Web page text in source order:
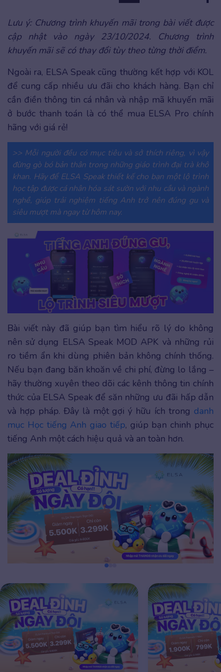
Lưu ý: Chương trình khuyến mãi trong bài viết được
cập nhật vào ngày 23/10/2024. Chương trình
khuyến mãi sẽ có thay đổi tùy theo từng thời điểm.
Ngoài ra, ELSA Speak cũng thường kết hợp với KOL
để cung cấp nhiều ưu đãi cho khách hàng. Bạn chỉ
cần điền thông tin cá nhân và nhập mã khuyến mãi
ở bước thanh toán là có thể mua ELSA Pro chính
hãng với giá rẻ!
>> Mỗi người đều có mục tiêu và sở thích riêng, vì vậy
đừng gò bó bản thân trong những giáo trình đại trà khô
khan. Hãy để ELSA Speak thiết kế cho bạn một lộ trình
học tập được cá nhân hóa sát sườn với nhu cầu và ngành
nghề, giúp trải nghiệm tiếng Anh trở nên đúng gu và
siêu mượt mà ngay từ hôm nay.
Bài viết này đã giúp bạn tìm hiểu rõ lý do không
nên sử dụng ELSA Speak MOD APK và những rủi
ro tiềm ẩn khi dùng phiên bản không chính thống.
Nếu bạn đang băn khoăn về chi phí, đừng lo lắng –
hãy thường xuyên theo dõi các kênh thông tin chính
thức của ELSA Speak để săn những ưu đãi hấp dẫn
và hợp pháp. Đây là một gợi ý hữu ích trong danh
mục Học tiếng Anh giao tiếp, giúp bạn chinh phục
tiếng Anh một cách hiệu quả và an toàn hơn.